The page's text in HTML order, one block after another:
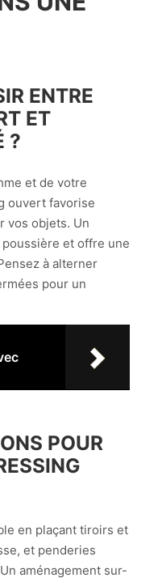
ENTRE
ET
?
et de votre
ouvert favorise
vos objets. Un
et offre une
à alterner
pour un
POUR
en plaçant tiroirs et
et penderies
aménagement sur-